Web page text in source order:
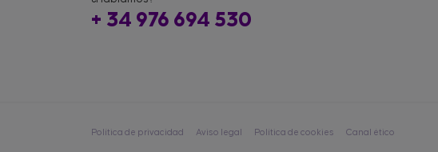
+ 34 976 694 530
Política de privacidad Aviso legal Política de cookies Canal ético